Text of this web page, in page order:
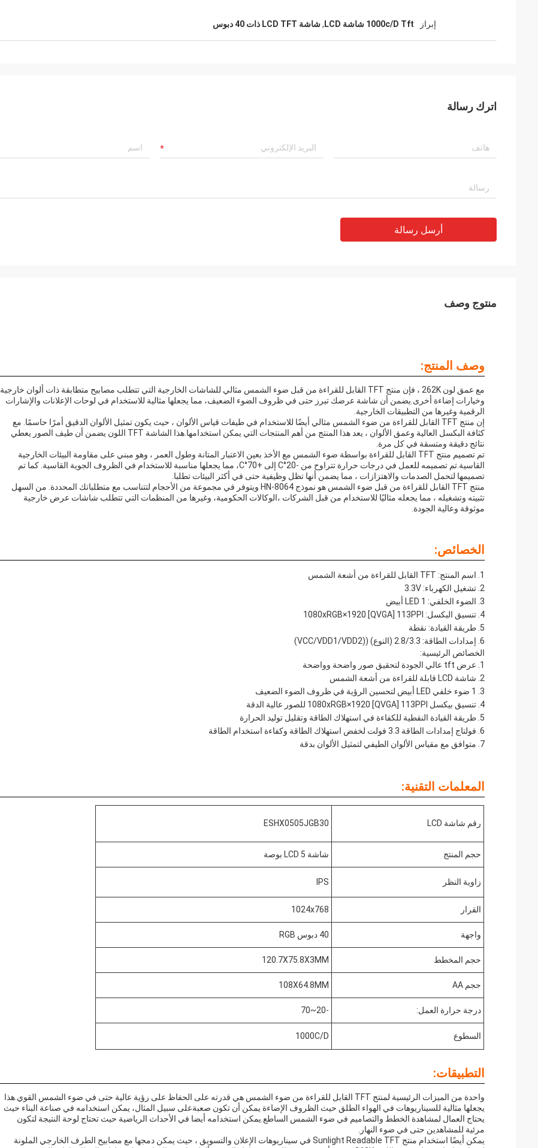
إبراز 1000c/D Tft شاشة LCD ,شاشة LCD TFT ذات 40 دبوس
اترك رسالة
أرسل رسالة
منتوج وصف
وصف المنتج:
مع عمق لون 262K ، فإن منتج TFT القابل للقراءة من قبل ضوء الشمس مثالي للشاشات الخارجية التي تتطلب مصابيح متطابقة ذات ألوان خارجية
وخيارات إضاءة أخرى.يضمن أن شاشة عرضك تبرز حتى في ظروف الضوء الضعيف، مما يجعلها مثالية للاستخدام في لوحات الإعلانات والإشارات
الرقمية وغيرها من التطبيقات الخارجية.
إن منتج TFT القابل للقراءة من ضوء الشمس مثالي أيضًا للاستخدام في طيفات قياس الألوان ، حيث يكون تمثيل الألوان الدقيق أمرًا حاسمًا. مع
كثافة البكسل العالية وعمق الألوان ، يعد هذا المنتج من أهم المنتجات التي يمكن استخدامها.هذا الشاشة TFT اللون يضمن أن طيف الصور يعطي
نتائج دقيقة ومتسقة في كل مرة.
تم تصميم منتج TFT القابل للقراءة بواسطة ضوء الشمس مع الأخذ بعين الاعتبار المتانة وطول العمر ، وهو مبني على مقاومة البيئات الخارجية
القاسية.تم تصميمه للعمل في درجات حرارة تتراوح من -20°C إلى +70°C، مما يجعلها مناسبة للاستخدام في الظروف الجوية القاسية. كما تم
تصميمها لتحمل الصدمات والاهتزازات ، مما يضمن أنها تظل وظيفية حتى في أكثر البيئات تطلبا.
منتج TFT القابل للقراءة من قبل ضوء الشمس هو نموذج HN-8064 ويتوفر في مجموعة من الأحجام لتتناسب مع متطلباتك المحددة. من السهل
تثبيته وتشغيله ، مما يجعله مثاليًا للاستخدام من قبل الشركات ،الوكالات الحكومية، وغيرها من المنظمات التي تتطلب شاشات عرض خارجية
موثوقة وعالية الجودة.
الخصائص:
اسم المنتج: TFT القابل للقراءة من أشعة الشمس
تشغيل الكهرباء: 3.3V
الضوء الخلفي: 1 LED أبيض
تنسيق البكسل: 1080xRGB×1920 [QVGA] 113PPI
طريقة القيادة: نقطة
إمدادات الطاقة: 2.8/3.3 (النوع) ((VCC/VDD1/VDD2)
الخصائص الرئيسية:
عرض tft عالي الجودة لتحقيق صور واضحة وواضحة
شاشة LCD قابلة للقراءة من أشعة الشمس
1 ضوء خلفي LED أبيض لتحسين الرؤية في ظروف الضوء الضعيف
تنسيق بيكسل 1080xRGB×1920 [QVGA] 113PPI للصور عالية الدقة
طريقة القيادة النقطية للكفاءة في استهلاك الطاقة وتقليل توليد الحرارة
فولتاج إمدادات الطاقة 3.3 فولت لخفض استهلاك الطاقة وكفاءة استخدام الطاقة
متوافق مع مقياس الألوان الطيفي لتمثيل الألوان بدقة
المعلمات التقنية:
رقم شاشة LCD ESHX0505JGB30
حجم المنتج شاشة LCD 5 بوصة
زاوية النظر IPS
القرار 1024x768
واجهة 40 دبوس RGB
حجم المخطط 120.7X75.8X3MM
حجم AA 108X64.8MM
درجة حرارة العمل: -20~70
السطوع 1000C/D
التطبيقات:
واحدة من الميزات الرئيسية لمنتج TFT القابل للقراءة من ضوء الشمس هي قدرته على الحفاظ على رؤية عالية حتى في ضوء الشمس القوي.هذا
يجعلها مثالية للسيناريوهات في الهواء الطلق حيث الظروف الإضاءة يمكن أن تكون صعبةعلى سبيل المثال، يمكن استخدامه في صناعة البناء حيث
يحتاج العمال لمشاهدة الخطط والتصاميم في ضوء الشمس الساطع.يمكن استخدامه أيضا في الأحداث الرياضية حيث تحتاج لوحة النتيجة لتكون
مرئية للمشاهدين حتى في ضوء النهار.
يمكن أيضًا استخدام منتج Sunlight Readable TFT في سيناريوهات الإعلان والتسويق ، حيث يمكن دمجها مع مصابيح الطرف الخارجي الملونة